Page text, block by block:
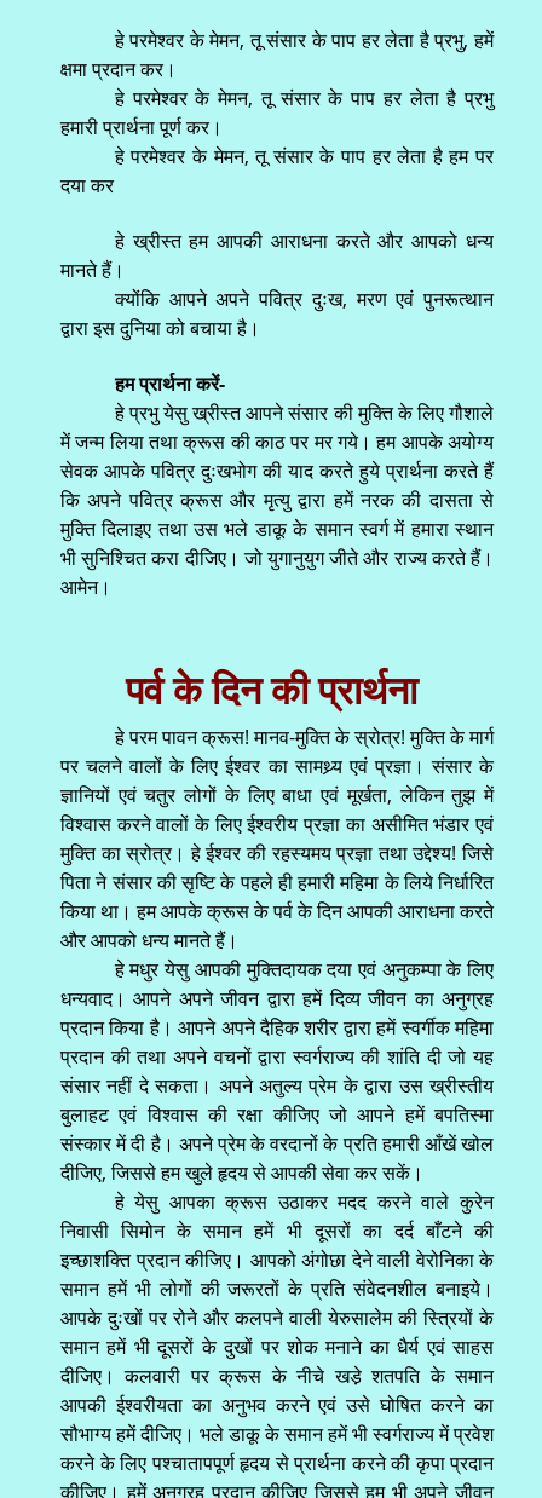
हे परमेश्वर के मेमन, तू संसार के पाप हर लेता है प्रभु, हमें
क्षमा प्रदान कर।
हे परमेश्वर के मेमन, तू संसार के पाप हर लेता है प्रभु
हमारी प्रार्थना पूर्ण कर।
हे परमेश्वर के मेमन, तू संसार के पाप हर लेता है हम पर
दया कर
हे ख्रीस्त हम आपकी आराधना करते और आपको धन्य
मानते हैं।
क्योंकि आपने अपने पवित्र दुःख, मरण एवं पुनरूत्थान
द्वारा इस दुनिया को बचाया है।
हम प्रार्थना करें-
हे प्रभु येसु ख्रीस्त आपने संसार की मुक्ति के लिए गौशाले
में जन्म लिया तथा क्रूस की काठ पर मर गये। हम आपके अयोग्य
सेवक आपके पवित्र दुःखभोग की याद करते हुये प्रार्थना करते हैं
कि अपने पवित्र क्रूस और मृत्यु द्वारा हमें नरक की दासता से
मुक्ति दिलाइए तथा उस भले डाकू के समान स्वर्ग में हमारा स्थान
भी सुनिश्चित करा दीजिए। जो युगानुयुग जीते और राज्य करते हैं।
आमेन।
पर्व के दिन की प्रार्थना
हे परम पावन क्रूस! मानव-मुक्ति के स्रोत्र! मुक्ति के मार्ग
पर चलने वालों के लिए ईश्वर का सामथ्र्य एवं प्रज्ञा। संसार के
ज्ञानियों एवं चतुर लोगों के लिए बाधा एवं मूर्खता, लेकिन तुझ में
विश्वास करने वालों के लिए ईश्वरीय प्रज्ञा का असीमित भंडार एवं
मुक्ति का स्रोत्र। हे ईश्वर की रहस्यमय प्रज्ञा तथा उद्देश्य! जिसे
पिता ने संसार की सृष्टि के पहले ही हमारी महिमा के लिये निर्धारित
किया था। हम आपके क्रूस के पर्व के दिन आपकी आराधना करते
और आपको धन्य मानते हैं।
हे मधुर येसु आपकी मुक्तिदायक दया एवं अनुकम्पा के लिए
धन्यवाद। आपने अपने जीवन द्वारा हमें दिव्य जीवन का अनुग्रह
प्रदान किया है। आपने अपने दैहिक शरीर द्वारा हमें स्वर्गीक महिमा
प्रदान की तथा अपने वचनों द्वारा स्वर्गराज्य की शांति दी जो यह
संसार नहीं दे सकता। अपने अतुल्य प्रेम के द्वारा उस ख्रीस्तीय
बुलाहट एवं विश्वास की रक्षा कीजिए जो आपने हमें बपतिस्मा
संस्कार में दी है। अपने प्रेम के वरदानों के प्रति हमारी आँखें खोल
दीजिए, जिससे हम खुले हृदय से आपकी सेवा कर सकें।
हे येसु आपका क्रूस उठाकर मदद करने वाले कुरेन
निवासी सिमोन के समान हमें भी दूसरों का दर्द बाँटने की
इच्छाशक्ति प्रदान कीजिए। आपको अंगोछा देने वाली वेरोनिका के
समान हमें भी लोगों की जरूरतों के प्रति संवेदनशील बनाइये।
आपके दुःखों पर रोने और कलपने वाली येरुसालेम की स्त्रियों के
समान हमें भी दूसरों के दुखों पर शोक मनाने का धैर्य एवं साहस
दीजिए। कलवारी पर क्रूस के नीचे खडे़ शतपति के समान
आपकी ईश्वरीयता का अनुभव करने एवं उसे घोषित करने का
सौभाग्य हमें दीजिए। भले डाकू के समान हमें भी स्वर्गराज्य में प्रवेश
करने के लिए पश्चातापपूर्ण हृदय से प्रार्थना करने की कृपा प्रदान
कीजिए। हमें अनुग्रह प्रदान कीजिए जिससे हम भी अपने जीवन